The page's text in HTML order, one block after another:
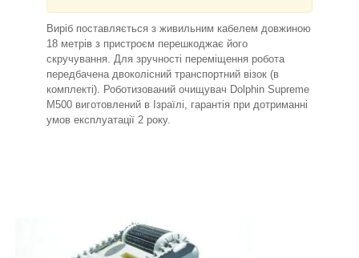
Виріб поставляється з живильним кабелем довжиною
18 метрів з пристроєм перешкоджає його
скручування. Для зручності переміщення робота
передбачена двоколісний транспортний візок (в
комплекті). Роботизований очищувач Dolphin Supreme
M500 виготовлений в Ізраїлі, гарантія при дотриманні
умов експлуатації 2 року.